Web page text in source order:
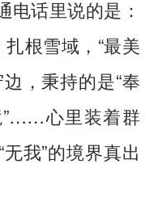
电话里说的是：
根雪域，“最美
，秉持的是“奉
”……心里装着群
我”的境界真出